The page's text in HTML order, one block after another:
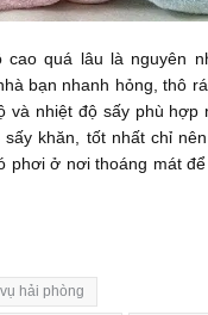
cao quá lâu là nguyên
bạn nhanh hỏng, thô
và nhiệt độ sấy phù hợp
khăn, tốt nhất chỉ
phơi ở nơi thoáng mát
hải phòng